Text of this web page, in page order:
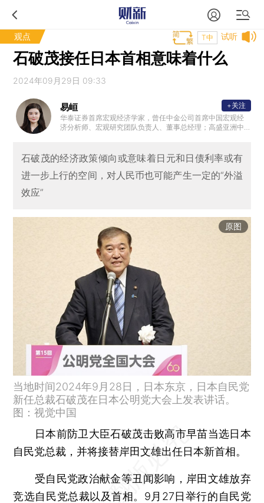
观点 试听
T中
石破茂接任日本首相意味着什么
2024年09月29日 09:33
易峘
华泰证券首席宏观经济学家，曾任中金公司首席中国宏观经
济分析师、宏观研究团队负责人、董事总经理；高盛亚洲中
+关注
石破茂的经济政策倾向或意味着日元和日债利率或有
进一步上行的空间，对人民币也可能产生一定的“外溢
效应”
原图
当地时间2024年9月28日，日本东京，日本自民党
新任总裁石破茂在日本公明党大会上发表讲话。
图：视觉中国
日本前防卫大臣石破茂击败高市早苗当选日本
自民党总裁，并将接替岸田文雄出任日本新首相。
受自民党政治献金等丑闻影响，岸田文雄放弃
竞选自民党总裁以及首相。9月27日举行的自民党